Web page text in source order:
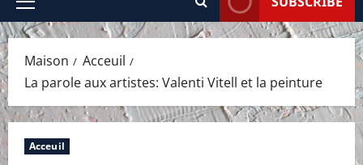
Menu
principal
Maison
Acceuil
La parole aux artistes: Valenti Vitell et la peinture
Acceuil